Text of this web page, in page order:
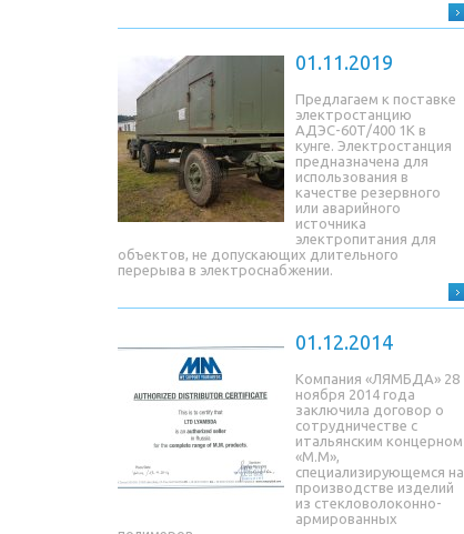
01.11.2019
Предлагаем к поставке
электростанцию
АДЭС-60Т/400 1К в
кунге. Электростанция
предназначена для
использования в
качестве резервного
или аварийного
источника
электропитания для
объектов, не допускающих длительного
перерыва в электроснабжении.
01.12.2014
Компания «ЛЯМБДА» 28
ноября 2014 года
заключила договор о
сотрудничестве с
итальянским концерном
«М.М»,
специализирующемся на
производстве изделий
из стекловолоконно-
армированных